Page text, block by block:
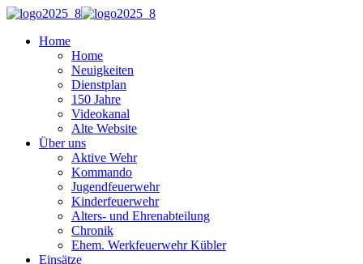
Home
Home
Neuigkeiten
Dienstplan
150 Jahre
Videokanal
Alte Website
Über uns
Aktive Wehr
Kommando
Jugendfeuerwehr
Kinderfeuerwehr
Alters- und Ehrenabteilung
Chronik
Ehem. Werkfeuerwehr Kübler
Einsätze